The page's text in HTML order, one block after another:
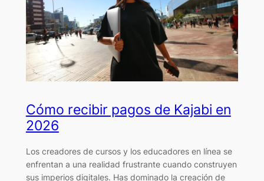
Cómo recibir pagos de Kajabi en
2026
Los creadores de cursos y los educadores en línea se
enfrentan a una realidad frustrante cuando construyen
sus imperios digitales. Has dominado la creación de